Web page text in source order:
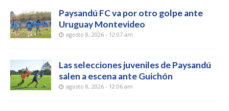
Paysandú FC va por otro golpe ante
Uruguay Montevideo
agosto 8, 2026 - 12:07 am
Las selecciones juveniles de Paysandú
salen a escena ante Guichón
agosto 8, 2026 - 12:06 am